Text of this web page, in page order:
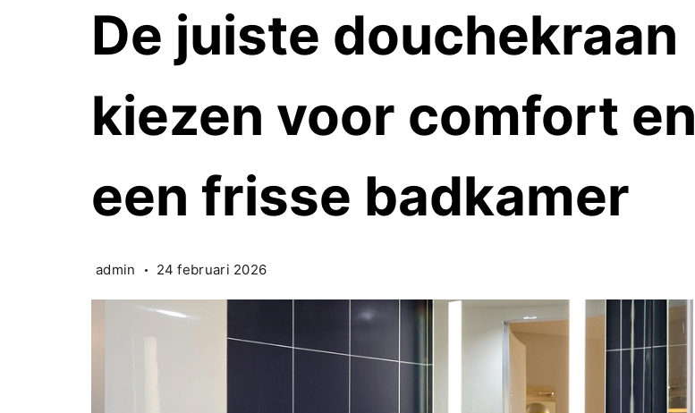
De juiste douchekraan
kiezen voor comfort en
een frisse badkamer
admin 24 februari 2026